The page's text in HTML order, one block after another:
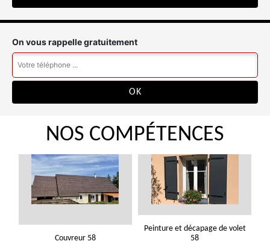
On vous rappelle gratuitement
NOS COMPÉTENCES
Couvreur 58
Peinture et décapage de volet
58